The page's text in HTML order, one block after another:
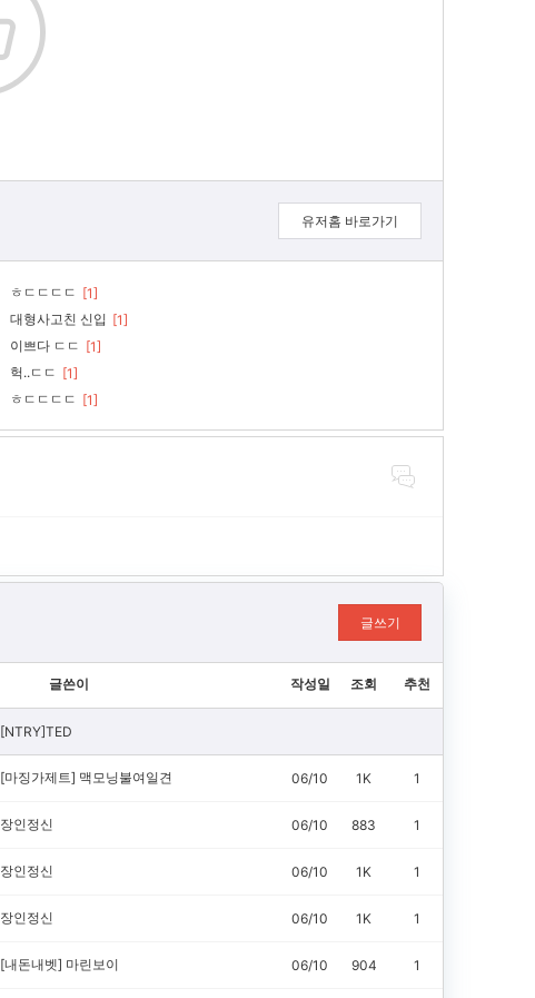
유저홈 바로가기
ㅎㄷㄷㄷㄷ [1]
대형사고친 신입 [1]
이쁘다 ㄷㄷ [1]
헉..ㄷㄷ [1]
ㅎㄷㄷㄷㄷ [1]
글쓰기
글쓴이 작성일 조회 추천
[NTRY]TED
[마징가제트] 맥모닝불여일견 06/10 1K 1
장인정신 06/10 883 1
장인정신 06/10 1K 1
장인정신 06/10 1K 1
[내돈내벳] 마린보이 06/10 904 1